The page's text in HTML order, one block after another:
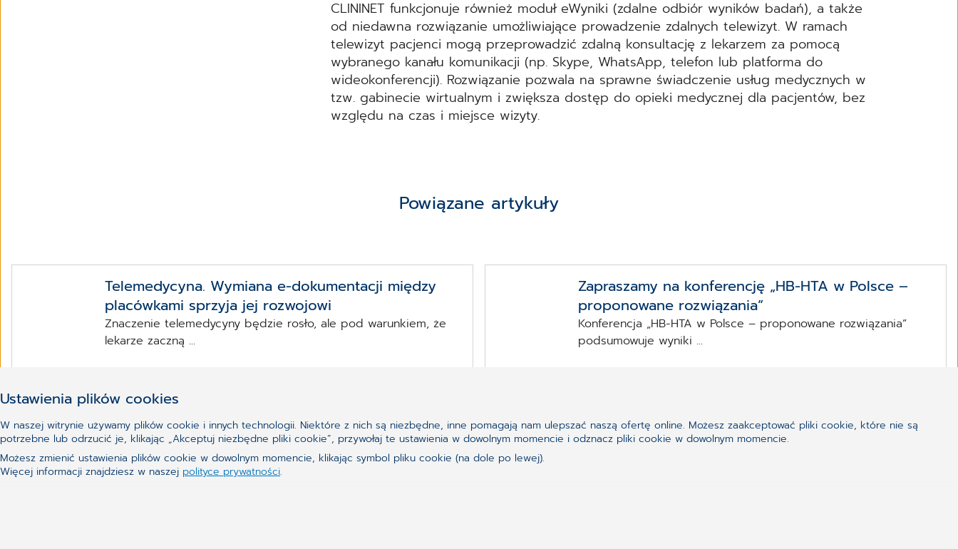
CLININET funkcjonuje również moduł eWyniki (zdalne odbiór wyników badań), a także
od niedawna rozwiązanie umożliwiające prowadzenie zdalnych telewizyt. W ramach
telewizyt pacjenci mogą przeprowadzić zdalną konsultację z lekarzem za pomocą
wybranego kanału komunikacji (np. Skype, WhatsApp, telefon lub platforma do
wideokonferencji). Rozwiązanie pozwala na sprawne świadczenie usług medycznych w
tzw. gabinecie wirtualnym i zwiększa dostęp do opieki medycznej dla pacjentów, bez
względu na czas i miejsce wizyty.
Powiązane artykuły
Telemedycyna. Wymiana e-dokumentacji między
placówkami sprzyja jej rozwojowi
Znaczenie telemedycyny będzie rosło, ale pod warunkiem, że
lekarze zaczną ...
Zapraszamy na konferencję „HB-HTA w Polsce –
proponowane rozwiązania”
Konferencja „HB-HTA w Polsce – proponowane rozwiązania”
podsumowuje wyniki ...
Ustawienia plików cookies
W naszej witrynie używamy plików cookie i innych technologii. Niektóre z nich są niezbędne, inne pomagają nam ulepszać naszą ofertę online. Możesz zaakceptować pliki cookie, które nie są
potrzebne lub odrzucić je, klikając „Akceptuj niezbędne pliki cookie”, przywołaj te ustawienia w dowolnym momencie i odznacz pliki cookie w dowolnym momencie.
Możesz zmienić ustawienia plików cookie w dowolnym momencie, klikając symbol pliku cookie (na dole po lewej).
Więcej informacji znajdziesz w naszej polityce prywatności.